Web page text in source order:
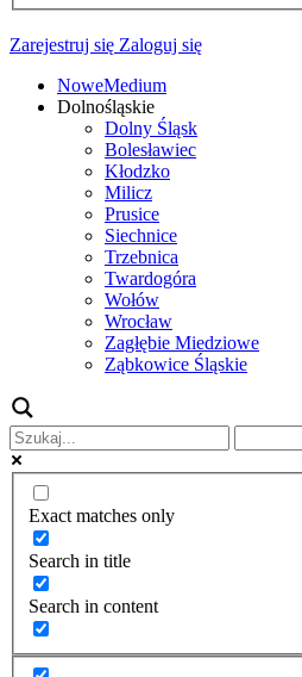
Zarejestruj się Zaloguj się
NoweMedium
Dolnośląskie
Dolny Śląsk
Bolesławiec
Kłodzko
Milicz
Prusice
Siechnice
Trzebnica
Twardogóra
Wołów
Wrocław
Zagłębie Miedziowe
Ząbkowice Śląskie
Exact matches only
Search in title
Search in content